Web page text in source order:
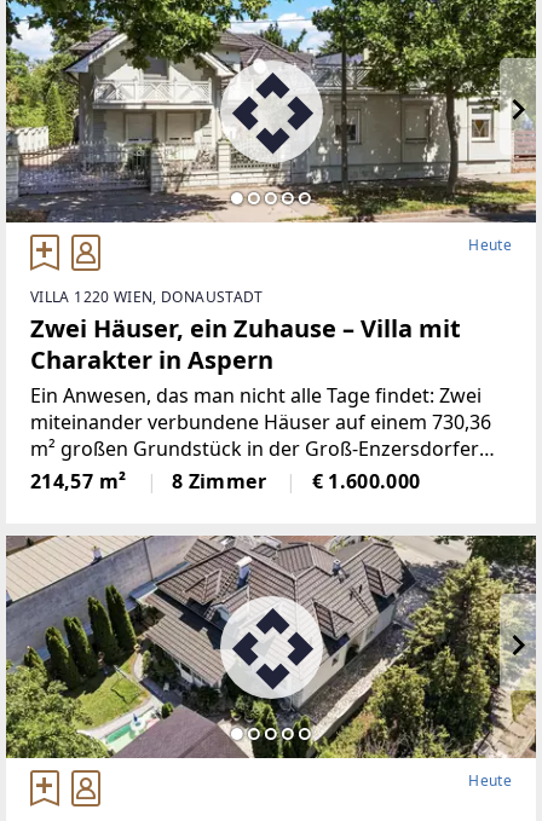
Heute
VILLA 1220 WIEN, DONAUSTADT
Zwei Häuser, ein Zuhause – Villa mit
Charakter in Aspern
Ein Anwesen, das man nicht alle Tage findet: Zwei
miteinander verbundene Häuser auf einem 730,36
m² großen Grundstück in der Groß-Enzersdorfer
Straße, mitten im 22. Bezirk. Erbaut zwischen 2004
und 2007, bietet die Villa auf rund 386,56 m²
214,57 m² 8 Zimmer € 1.600.000
Heute